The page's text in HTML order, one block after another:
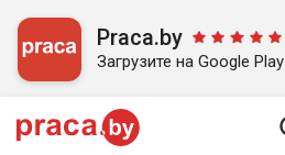
Praca.by
Загрузите на Google Play